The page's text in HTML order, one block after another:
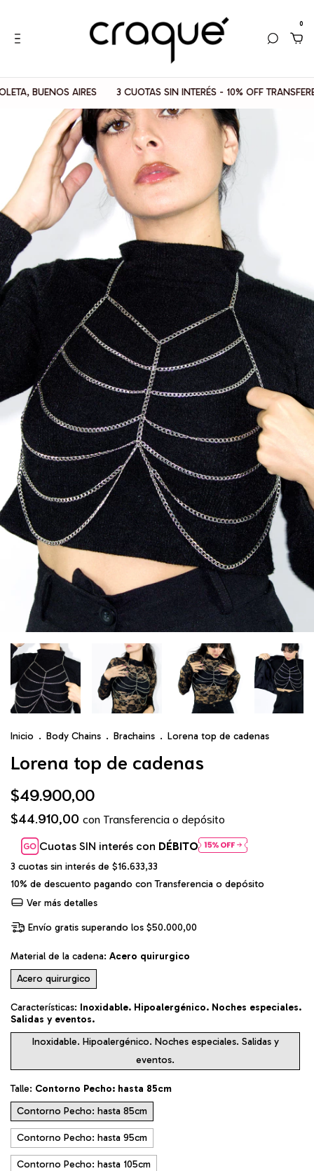
0
BUENOS AIRES 3 CUOTAS SIN INTERÉS - 10% OFF
Inicio . Body Chains . Brachains . Lorena top de cadenas
Lorena top de cadenas
$49.900,00
$44.910,00 con Transferencia o depósito
Cuotas SIN interés con DÉBITO
3 cuotas sin interés de $16.633,33
10% de descuento pagando con Transferencia o depósito
Ver más detalles
Envío gratis superando los$50.000,00
Material de la cadena: Acero quirurgico
Acero quirurgico
Características: Inoxidable. Hipoalergénico. Noches especiales.
Salidas y eventos.
Inoxidable. Hipoalergénico. Noches especiales. Salidas y
eventos.
Talle: Contorno Pecho: hasta 85cm
Contorno Pecho: hasta 85cm
Contorno Pecho: hasta 95cm
Contorno Pecho: hasta 105cm